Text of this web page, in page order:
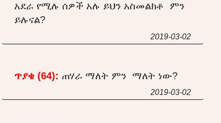
አደራ የሚሉ ሰዎች አሉ ይህን አስመልክቶ ምን
ይሉናል?
2019-03-02
ጥያቄ (64): ጠሃራ ማለት ምን ማለት ነው?
2019-03-02